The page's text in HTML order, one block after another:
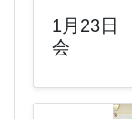
1月23日
会